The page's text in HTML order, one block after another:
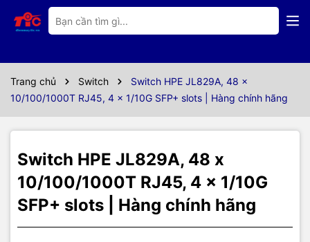
Trang chủ Switch
Switch HPE JL829A, 48 x
10/100/1000T RJ45, 4 x 1/10G SFP+ slots | Hàng chính hãng
Switch HPE JL829A, 48 x
10/100/1000T RJ45, 4 x 1/10G
SFP+ slots | Hàng chính hãng
Thông số kỹ thuật
Thông số kỹ thuật
switch HPEJL829A
Specifications
slots
48 RJ-45 autosensing 10/100/1000 ports
(IEEE 802.3 Type 10BASE-T, IEEE 802.3u
Type 100BASE-TX, IEEE 802.3ab Type